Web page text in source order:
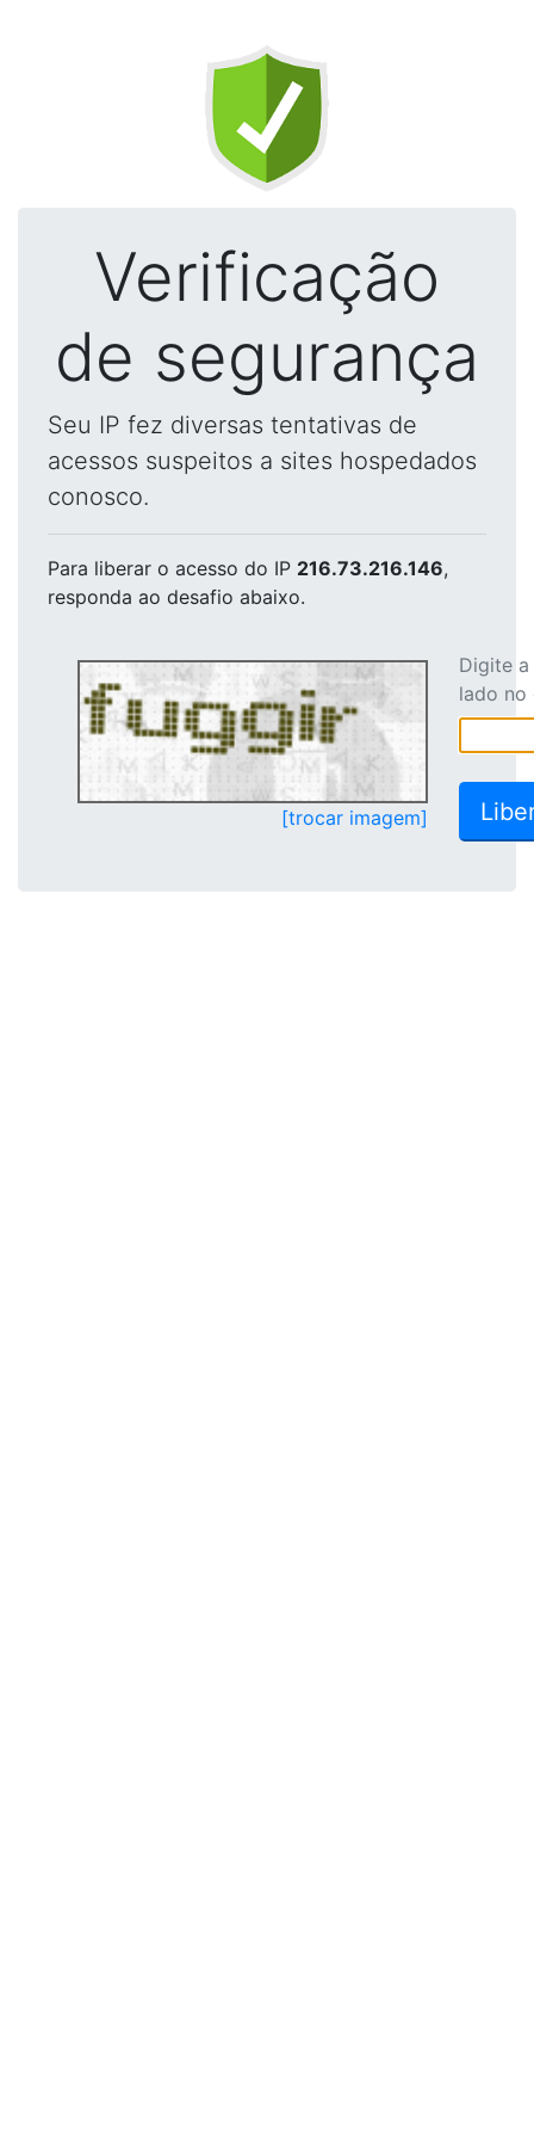
Verificação
de segurança
Seu IP fez diversas tentativas de
acessos suspeitos a sites hospedados
conosco.
Para liberar o acesso do IP 216.73.216.146,
responda ao desafio abaixo.
[trocar imagem]
Digite
lado no